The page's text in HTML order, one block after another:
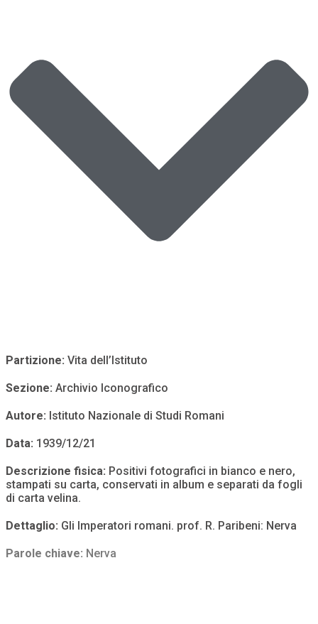
Partizione: Vita dell’Istituto
Sezione: Archivio Iconografico
Autore: Istituto Nazionale di Studi Romani
Data: 1939/12/21
Descrizione fisica: Positivi fotografici in bianco e nero,
stampati su carta, conservati in album e separati da fogli
di carta velina.
Dettaglio: Gli Imperatori romani. prof. R. Paribeni: Nerva
Parole chiave: Nerva